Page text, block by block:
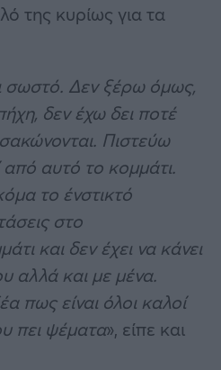
της κυρίως για τα
σωστό. Δεν ξέρω όμως,
δεν έχω δει ποτέ
Πιστεύω
αυτό το κομμάτι.
το ένστικτό
στο
και δεν έχει να κάνει
αλλά και με μένα.
πως είναι όλοι καλοί
πει ψέματα», είπε και